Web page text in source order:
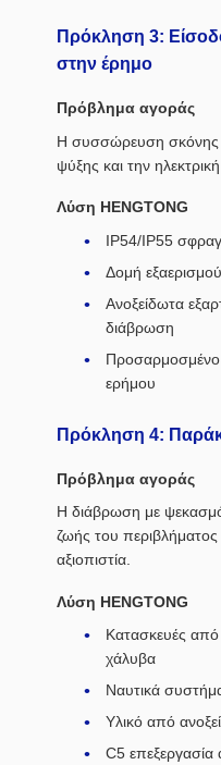
Πρόκληση 3:
στην έρημο
Πρόβλημα αγοράς
Η συσσώρευση σκόνης
ψύξης και την
Λύση HENGTONG
IP54/IP55
Δομή
Ανοξείδωτα
διάβρωση
Προσαρμοσμένο
ερήμου
Πρόκληση 4:
Πρόβλημα αγοράς
Η διάβρωση με ψεκασμό
ζωής του περιβλήματος
αξιοπιστία.
Λύση HENGTONG
Κατασκευές
χάλυβα
Ναυτικά
Υλικό από
C5 επεξεργασία